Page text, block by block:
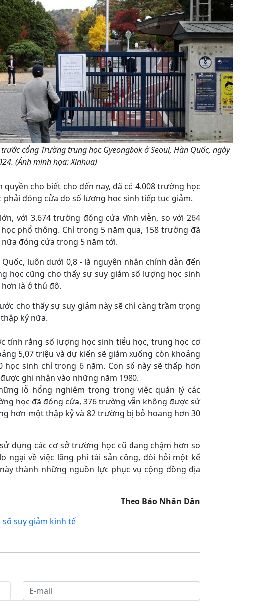
cổng Trường trung học Gyeongbok ở Seoul, Hàn Quốc, ngày
(Ảnh minh họa: Xinhua)
quyền cho biết cho đến nay, đã có 4.008 trường học
đóng cửa do số lượng học sinh tiếp tục giảm.
với 3.674 trường đóng cửa vĩnh viễn, so với 264
phổ thông. Chỉ trong 5 năm qua, 158 trường đã
đóng cửa trong 5 năm tới.
luôn dưới 0,8 - là nguyên nhân chính dẫn đến
học cũng cho thấy sự suy giảm số lượng học sinh
là ở thủ đô.
cho thấy sự suy giảm này sẽ chỉ càng trầm trọng
kỷ nữa.
tính rằng số lượng học sinh tiểu học, trung học cơ
5,07 triệu và dự kiến sẽ giảm xuống còn khoảng
học sinh chỉ trong 6 năm. Con số này sẽ thấp hơn
ghi nhận vào những năm 1980.
lỗ hổng nghiêm trọng trong việc quản lý các
học đã đóng cửa, 376 trường vẫn không được sử
hơn một thập kỷ và 82 trường bị bỏ hoang hơn 30
dụng các cơ sở trường học cũ đang chậm hơn so
ngại về việc lãng phí tài sản công, đòi hỏi một kế
thành những nguồn lực phục vụ cộng đồng địa
Theo Báo Nhân Dân
số suy giảm kinh tế